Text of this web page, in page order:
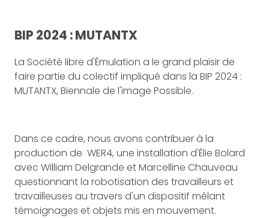
BIP 2024 : MUTANTX
La Société libre d'Émulation a le grand plaisir de
faire partie du colectif impliqué dans la BIP 2024 :
MUTANTX, Biennale de l'image Possible.
Dans ce cadre, nous avons contribuer à la
production de WER4, une installation d'Élie Bolard
avec William Delgrande et Marcelline Chauveau
questionnant la robotisation des travailleurs et
travailleuses au travers d'un dispositif mêlant
témoignages et objets mis en mouvement.